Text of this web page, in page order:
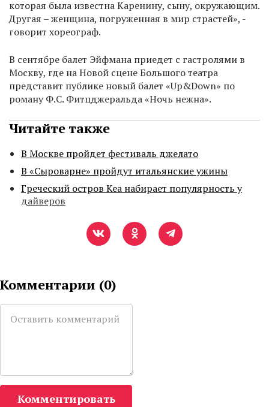
которая была известна Каренину, сыну, окружающим.
Другая – женщина, погруженная в мир страстей», -
говорит хореограф.
В сентябре балет Эйфмана приедет с гастролями в
Москву, где на Новой сцене Большого театра
представит публике новый балет «Up&Down» по
роману Ф.С. Фитцджеральда «Ночь нежна».
Читайте также
В Москве пройдет фестиваль джелато
В «Сыроварне» пройдут итальянские ужины
Греческий остров Кеа набирает популярность у
дайверов
Комментарии (0)
Комментировать